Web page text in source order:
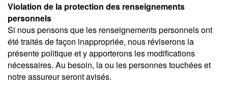
Violation de la protection des renseignements
personnels
Si nous pensons que les renseignements personnels ont
été traités de façon inappropriée, nous réviserons la
présente politique et y apporterons les modifications
nécessaires. Au besoin, la ou les personnes touchées et
notre assureur seront avisés.